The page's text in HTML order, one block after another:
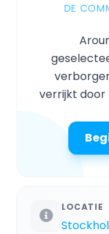
DE
verrijkt door
LOCATIE